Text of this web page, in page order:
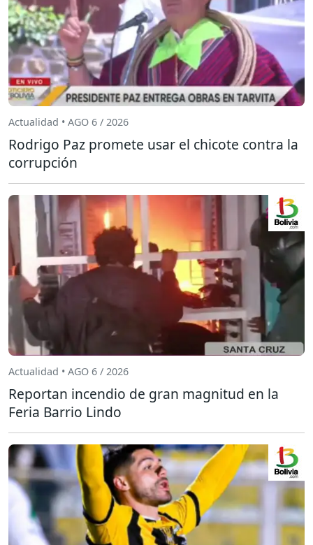
Actualidad • AGO 6 / 2026
Rodrigo Paz promete usar el chicote contra la
corrupción
Actualidad • AGO 6 / 2026
Reportan incendio de gran magnitud en la
Feria Barrio Lindo